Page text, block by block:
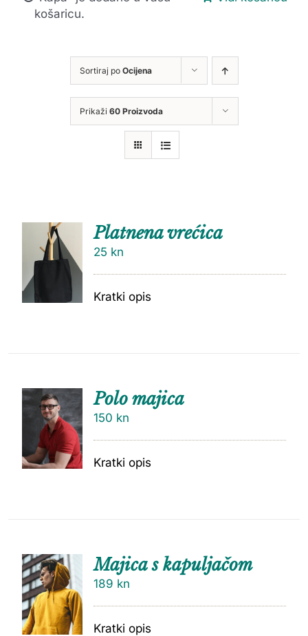
košaricu.
Sortiraj po Ocijena
Prikaži 60 Proizvoda
DODAJ
Platnena vrećica
25 kn
Kratki opis
DODAJ
U
KOŠARI
Polo majica
150 kn
Kratki opis
U
KOŠARI
Majica s kapuljačom
189 kn
Kratki opis